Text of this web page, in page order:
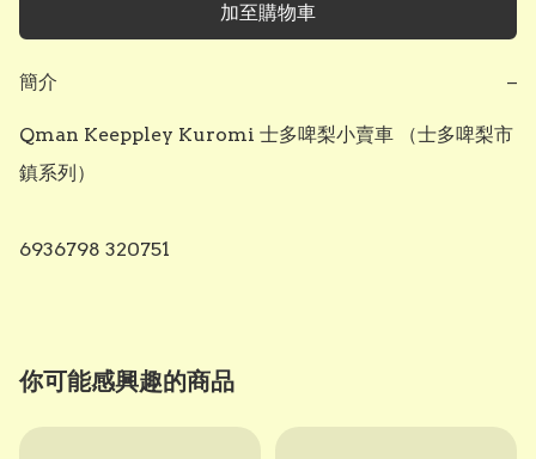
加至購物車
簡介 −
Qman Keeppley Kuromi 士多啤梨小賣車 （士多啤梨市
鎮系列）
6936798 320751
你可能感興趣的商品